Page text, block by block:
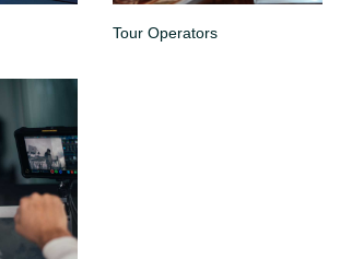
Tour Operators